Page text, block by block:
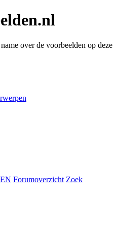
over de voorbeelden op
Forumoverzicht Zoek